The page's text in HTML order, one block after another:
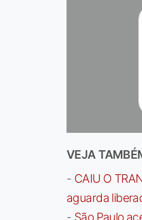
VEJA
- CAIU O
aguarda
- São Paulo